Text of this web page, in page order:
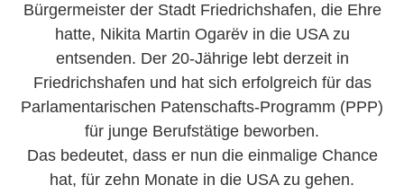
Bürgermeister der Stadt Friedrichshafen, die Ehre
hatte, Nikita Martin Ogarëv in die USA zu
entsenden. Der 20-Jährige lebt derzeit in
Friedrichshafen und hat sich erfolgreich für das
Parlamentarischen Patenschafts-Programm (PPP)
für junge Berufstätige beworben.
Das bedeutet, dass er nun die einmalige Chance
hat, für zehn Monate in die USA zu gehen.